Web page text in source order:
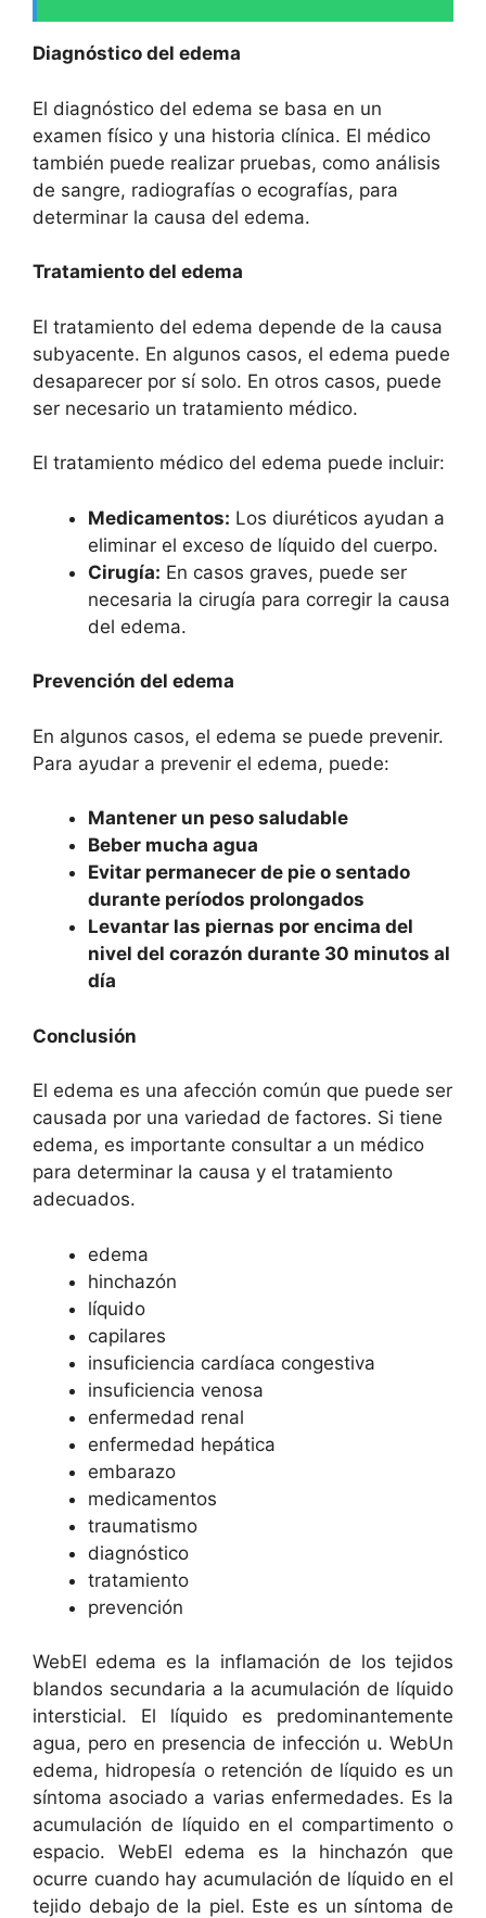
Diagnóstico del edema
El diagnóstico del edema se basa en un
examen físico y una historia clínica. El médico
también puede realizar pruebas, como análisis
de sangre, radiografías o ecografías, para
determinar la causa del edema.
Tratamiento del edema
El tratamiento del edema depende de la causa
subyacente. En algunos casos, el edema puede
desaparecer por sí solo. En otros casos, puede
ser necesario un tratamiento médico.
El tratamiento médico del edema puede incluir:
Medicamentos: Los diuréticos ayudan a
eliminar el exceso de líquido del cuerpo.
Cirugía: En casos graves, puede ser
necesaria la cirugía para corregir la causa
del edema.
Prevención del edema
En algunos casos, el edema se puede prevenir.
Para ayudar a prevenir el edema, puede:
Mantener un peso saludable
Beber mucha agua
Evitar permanecer de pie o sentado
durante períodos prolongados
Levantar las piernas por encima del
nivel del corazón durante 30 minutos al
día
Conclusión
El edema es una afección común que puede ser
causada por una variedad de factores. Si tiene
edema, es importante consultar a un médico
para determinar la causa y el tratamiento
adecuados.
edema
hinchazón
líquido
capilares
insuficiencia cardíaca congestiva
insuficiencia venosa
enfermedad renal
enfermedad hepática
embarazo
medicamentos
traumatismo
diagnóstico
tratamiento
prevención
WebEl edema es la inflamación de los tejidos
blandos secundaria a la acumulación de líquido
intersticial. El líquido es predominantemente
agua, pero en presencia de infección u. WebUn
edema, hidropesía o retención de líquido es un
síntoma asociado a varias enfermedades. Es la
acumulación de líquido en el compartimento o
espacio. WebEl edema es la hinchazón que
ocurre cuando hay acumulación de líquido en el
tejido debajo de la piel. Este es un síntoma de